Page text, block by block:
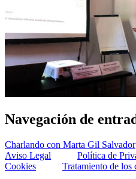
Navegación de
Charlando con Marta Gil Salvador
Aviso Legal
Política de
Cookies
Tratamiento de los